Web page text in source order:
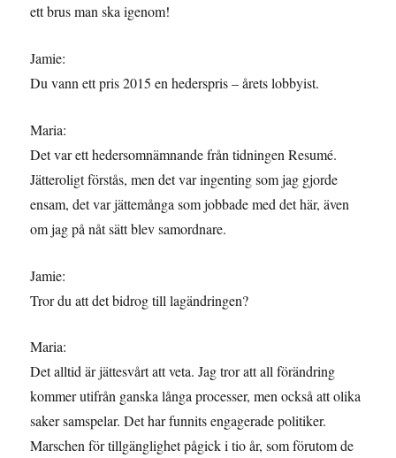
ett brus man ska igenom!
Jamie:
Du vann ett pris 2015 en hederspris – årets lobbyist.
Maria:
Det var ett hedersomnämnande från tidningen Resumé.
Jätteroligt förstås, men det var ingenting som jag gjorde
ensam, det var jättemånga som jobbade med det här, även
om jag på nåt sätt blev samordnare.
Jamie:
Tror du att det bidrog till lagändringen?
Maria:
Det alltid är jättesvårt att veta. Jag tror att all förändring
kommer utifrån ganska långa processer, men också att olika
saker samspelar. Det har funnits engagerade politiker.
Marschen för tillgänglighet pågick i tio år, som förutom de